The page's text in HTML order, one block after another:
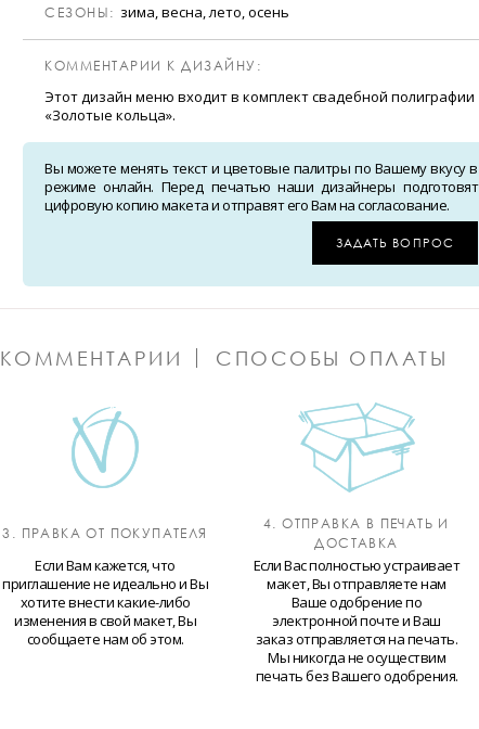
CЕЗОНЫ: зима, весна, лето, осень
КОММЕНТАРИИ К ДИЗАЙНУ:
Этот дизайн меню входит в комплект свадебной полиграфии
«Золотые кольца».
Вы можете менять текст и цветовые палитры по Вашему вкусу в
режиме онлайн. Перед печатью наши дизайнеры подготовят
цифровую копию макета и отправят его Вам на согласование.
ЗАДАТЬ ВОПРОС
КОММЕНТАРИИ СПОСОБЫ ОПЛАТЫ
3. ПРАВКА ОТ ПОКУПАТЕЛЯ
Если Вам кажется, что
приглашение не идеально и Вы
хотите внести какие-либо
изменения в свой макет, Вы
сообщаете нам об этом.
4. ОТПРАВКА В ПЕЧАТЬ И
ДОСТАВКА
Если Вас полностью устраивает
макет, Вы отправляете нам
Ваше одобрение по
электронной почте и Ваш
заказ отправляется на печать.
Мы никогда не осуществим
печать без Вашего одобрения.